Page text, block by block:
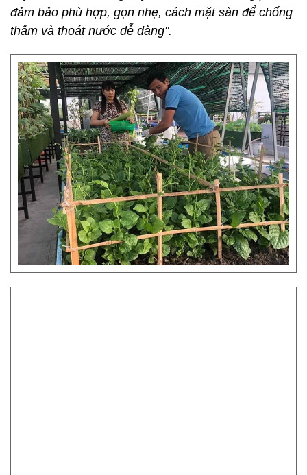
đảm bảo phù hợp, gọn nhẹ, cách mặt sàn để chống
thấm và thoát nước dễ dàng".